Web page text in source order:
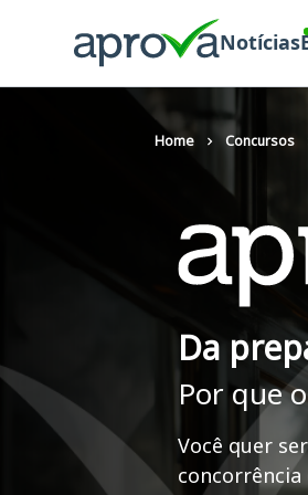
Notícias
Home Concursos
Da
Por que
Você quer